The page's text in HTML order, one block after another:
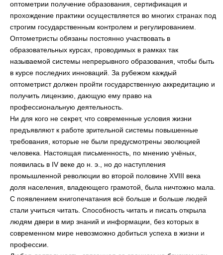
оптометрии получение образования, сертификация и
прохождение практики осуществляется во многих странах под
строгим государственным контролем и регулированием.
Оптометристы обязаны постоянно участвовать в
образовательных курсах, проводимых в рамках так
называемой системы непрерывного образования, чтобы быть
в курсе последних инноваций. За рубежом каждый
оптометрист должен пройти государственную аккредитацию и
получить лицензию, дающую ему право на
профессиональную деятельность.
Ни для кого не секрет, что современные условия жизни
предъявляют к работе зрительной системы повышенные
требования, которые не были предусмотрены эволюцией
человека. Настоящая письменность, по мнению учёных,
появилась в IV веке до н. э., но до наступления
промышленной революции во второй половине XVIII века
доля населения, владеющего грамотой, была ничтожно мала.
С появлением книгопечатания всё больше и больше людей
стали учиться читать. Способность читать и писать открыла
людям двери в мир знаний и информации, без которых в
современном мире невозможно добиться успеха в жизни и
профессии.